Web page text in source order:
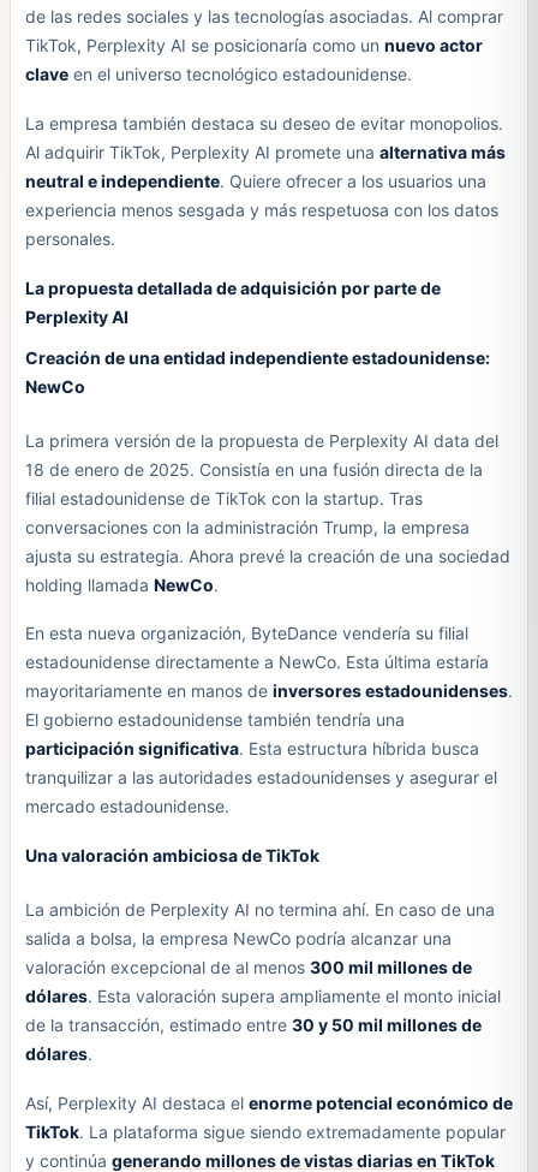
de las redes sociales y las tecnologías asociadas. Al comprar
TikTok, Perplexity AI se posicionaría como un nuevo actor
claveen el universo tecnológico estadounidense.
La empresa también destaca su deseo de evitar monopolios.
Al adquirir TikTok, Perplexity AI promete una alternativa más
neutral e independiente. Quiere ofrecer a los usuarios una
experiencia menos sesgada y más respetuosa con los datos
personales.
La propuesta detallada de adquisición por parte de
Perplexity AI
Creación de una entidad independiente estadounidense:
NewCo
La primera versión de la propuesta de Perplexity AI data del
18 de enero de 2025. Consistía en una fusión directa de la
filial estadounidense de TikTok con la startup. Tras
conversaciones con la administración Trump, la empresa
ajusta su estrategia. Ahora prevé la creación de una sociedad
holding llamada NewCo.
En esta nueva organización, ByteDance vendería su filial
estadounidense directamente a NewCo. Esta última estaría
mayoritariamente en manos de inversores estadounidenses.
El gobierno estadounidense también tendría una
participación significativa. Esta estructura híbrida busca
tranquilizar a las autoridades estadounidenses y asegurar el
mercado estadounidense.
Una valoración ambiciosa de TikTok
La ambición de Perplexity AI no termina ahí. En caso de una
salida a bolsa, la empresa NewCo podría alcanzar una
valoración excepcional de al menos 300 mil millones de
dólares. Esta valoración supera ampliamente el monto inicial
de la transacción, estimado entre 30 y 50 mil millones de
dólares.
Así, Perplexity AI destaca el enorme potencial económico de
TikTok. La plataforma sigue siendo extremadamente popular
y continúa generando millones de vistas diarias en TikTok